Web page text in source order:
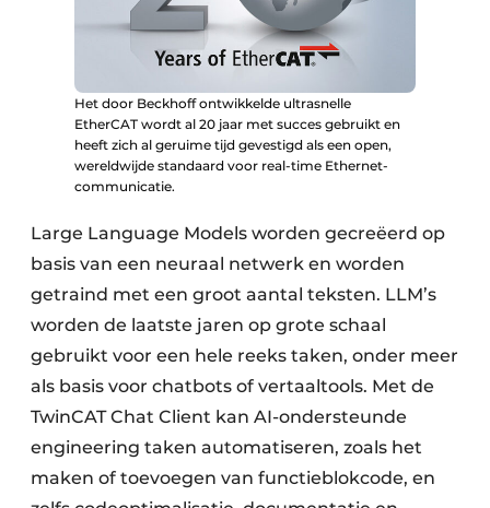
Het door Beckhoff ontwikkelde ultrasnelle
EtherCAT wordt al 20 jaar met succes gebruikt en
heeft zich al geruime tijd gevestigd als een open,
wereldwijde standaard voor real-time Ethernet-
communicatie.
Large Language Models worden gecreëerd op
basis van een neuraal netwerk en worden
getraind met een groot aantal teksten. LLM’s
worden de laatste jaren op grote schaal
gebruikt voor een hele reeks taken, onder meer
als basis voor chatbots of vertaaltools. Met de
TwinCAT Chat Client kan AI-ondersteunde
engineering taken automatiseren, zoals het
maken of toevoegen van functieblokcode, en